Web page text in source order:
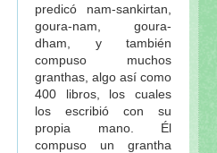
predicó nam-sankirtan,
goura-nam, goura-
dham, y también
compuso muchos
granthas, algo así como
400 libros, los cuales
los escribió con su
propia mano. Él
compuso un grantha